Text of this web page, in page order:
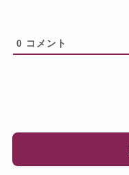
0 コメント